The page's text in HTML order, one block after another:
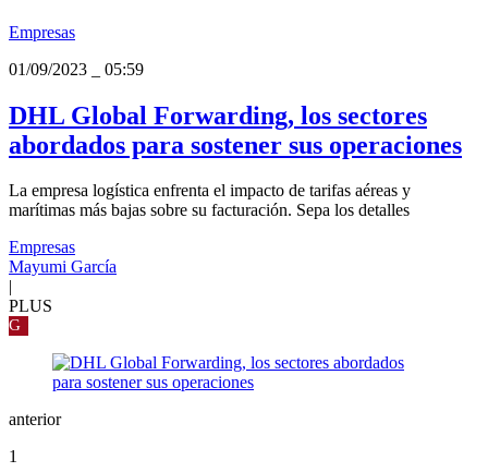
Empresas
01/09/2023
05:59
DHL Global Forwarding, los sectores
abordados para sostener sus operaciones
La empresa logística enfrenta el impacto de tarifas aéreas y
marítimas más bajas sobre su facturación. Sepa los detalles
Empresas
Mayumi García
PLUS
G
anterior
1